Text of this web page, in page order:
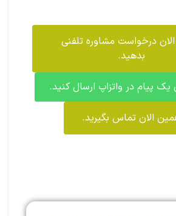
درخواست مشاوره تلفنی
بدهید.
یک پیام در واتزاپ ارسال کنید.
الان تماس بگیرید.